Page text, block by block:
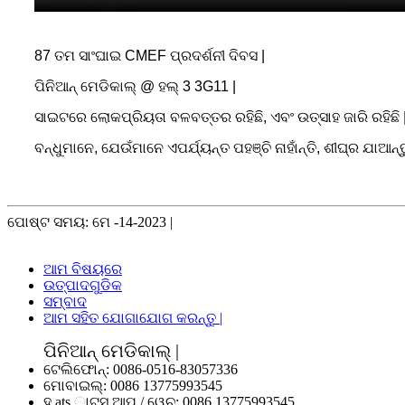
87 ତମ ସାଂଘାଇ CMEF ପ୍ରଦର୍ଶନୀ ଦିବସ |
ପିନିଆନ୍ ମେଡିକାଲ୍ @ ହଲ୍ 3 3G11 |
ସାଇଟରେ ଲୋକପ୍ରିୟତା ବଳବତ୍ତର ରହିଛି, ଏବଂ ଉତ୍ସାହ ଜାରି ରହିଛି
ବନ୍ଧୁମାନେ, ଯେଉଁମାନେ ଏପର୍ଯ୍ୟନ୍ତ ପହଞ୍ଚି ନାହାଁନ୍ତି, ଶୀଘ୍ର
ପୋଷ୍ଟ ସମୟ: ମେ -14-2023 |
ଆମ ବିଷୟରେ
ଉତ୍ପାଦଗୁଡିକ
ସମ୍ବାଦ
ଆମ ସହିତ ଯୋଗାଯୋଗ କରନ୍ତୁ |
ପିନିଆନ୍ ମେଡିକାଲ୍ |
ଟେଲିଫୋନ୍: 0086-0516-83057336
ମୋବାଇଲ୍: 0086 13775993545